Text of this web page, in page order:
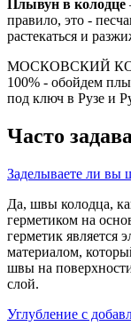
Плывун в колодце
правило, это -
растекаться и
МОСКОВСКИЙ
100% - обойдем
под ключ в Рузе и
Часто
Заделываете ли вы
Да, швы колодца,
герметиком на
герметик является
материалом,
швы на
слой.
Углубление с